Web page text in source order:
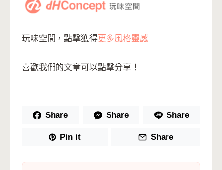
玩味空間，點擊獲得更多風格靈感
喜歡我們的文章可以點擊分享！
Share Share Share
Pin it Share